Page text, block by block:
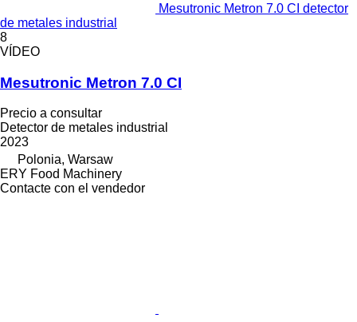
Mesutronic Metron 7.0 CI detector
de metales industrial
8
VÍDEO
Mesutronic Metron 7.0 CI
Precio a consultar
Detector de metales industrial
2023
Polonia, Warsaw
ERY Food Machinery
Contacte con el vendedor